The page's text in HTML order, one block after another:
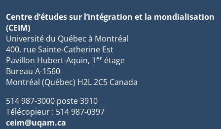
Centre d’études sur l’intégration et la mondialisation
(CEIM)
Université du Québec à Montréal
400, rue Sainte-Catherine Est
Pavillon Hubert-Aquin, 1er étage
Bureau A-1560
Montréal (Québec) H2L 2C5 Canada
514 987-3000 poste 3910
Télécopieur : 514 987-0397
ceim@uqam.ca